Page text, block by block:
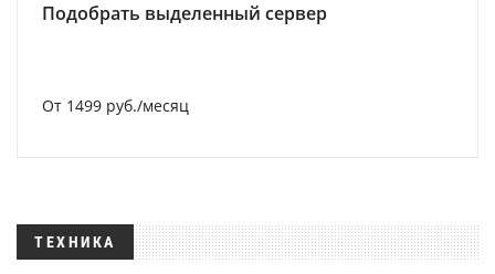
Подобрать выделенный сервер
От 1499 руб./месяц
ТЕХНИКА